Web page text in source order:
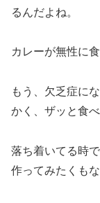
るんだよね。
カレーが無性に
もう、欠乏症に
かく、ザッと食べ
落ち着いてる時
作ってみたくもな